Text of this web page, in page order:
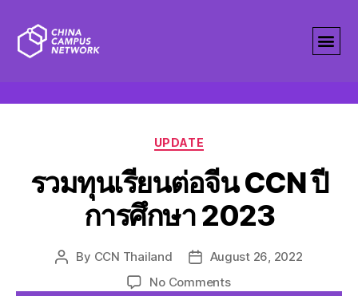
Tag:
UPDATE
รวมทุนเรียนต่อจีน CCN ปี
การศึกษา 2023
By CCN Thailand
August 26, 2022
No Comments